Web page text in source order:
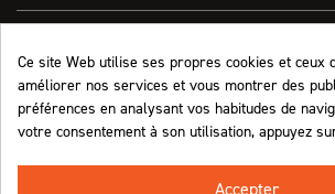
Informations
Ce site Web utilise ses propres cookies et ceux
améliorer nos services et vous montrer des
préférences en analysant vos habitudes de
votre consentement à son utilisation, appuyez
Accepter